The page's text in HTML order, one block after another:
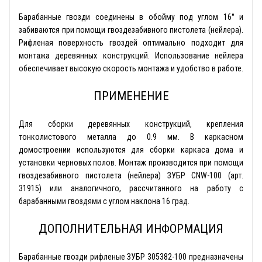
Барабанные гвозди соединены в обойму под углом 16° и
забиваются при помощи гвоздезабивного пистолета (нейлера).
Рифленая поверхность гвоздей оптимально подходит для
монтажа деревянных конструкций. Использование нейлера
обеспечивает высокую скорость монтажа и удобство в работе.
ПРИМЕНЕНИЕ
Для сборки деревянных конструкций, крепления
тонколистового металла до 0.9 мм. В каркасном
домостроении используются для сборки каркаса дома и
установки черновых полов. Монтаж производится при помощи
гвоздезабивного пистолета (нейлера) ЗУБР CNW-100 (арт.
31915) или аналогичного, рассчитанного на работу с
барабанными гвоздями с углом наклона 16 град.
ДОПОЛНИТЕЛЬНАЯ ИНФОРМАЦИЯ
Барабанные гвозди рифленые ЗУБР 305382-100 предназначены